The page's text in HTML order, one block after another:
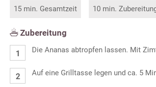
15 min. Gesamtzeit 10 min.
Zubereitung
Die Ananas abtropfen lassen. Mit
Auf eine Grilltasse legen und ca. 5